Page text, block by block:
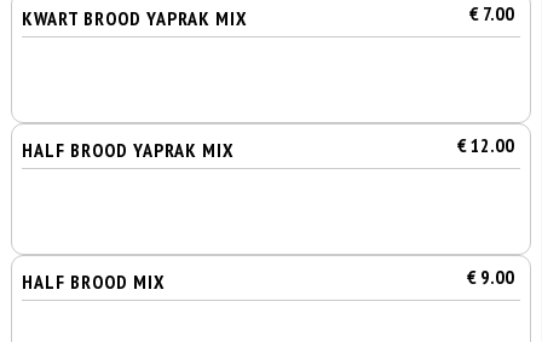
KWART BROOD YAPRAK MIX € 7.00
HALF BROOD YAPRAK MIX € 12.00
HALF BROOD MIX € 9.00